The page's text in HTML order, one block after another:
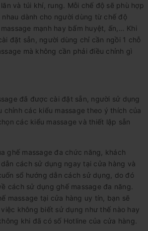
và túi khí, rung. Mỗi chế độ sẽ phù hợp
nhau dành cho người dùng từ chế độ
mạnh hay bấm huyệt, ấn,… Khi
đặt sẵn, người dùng chỉ cần ngồi 1 chỗ
mà không cần phải điều chỉnh gì
đã được cài đặt sẵn, người sử dụng
chỉnh các kiểu massage theo ý thích của
các kiểu massage và thiết lập sẵn
ghế massage đa chức năng, khách
cách sử dụng ngay tại cửa hàng và
sổ hướng dẫn cách sử dụng, do đó
cách sử dụng ghế massage đa năng.
massage tại cửa hàng uy tín, bạn sẽ
không biết sử dụng như thế nào hay
khi đã có số Hotline của cửa hàng.